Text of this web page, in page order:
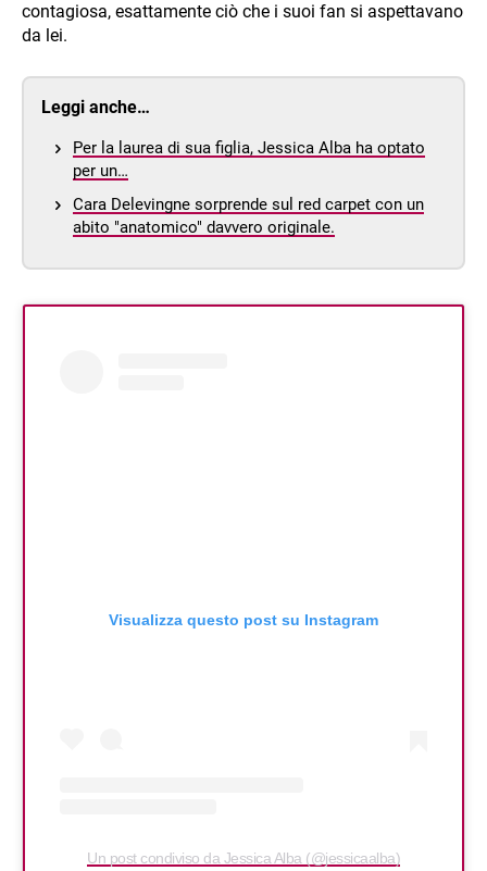
contagiosa, esattamente ciò che i suoi fan si aspettavano
da lei.
Leggi anche…
Per la laurea di sua figlia, Jessica Alba ha optato
per un…
Cara Delevingne sorprende sul red carpet con un
abito "anatomico" davvero originale.
Visualizza questo post su Instagram
Un post condiviso da Jessica Alba (@jessicaalba)